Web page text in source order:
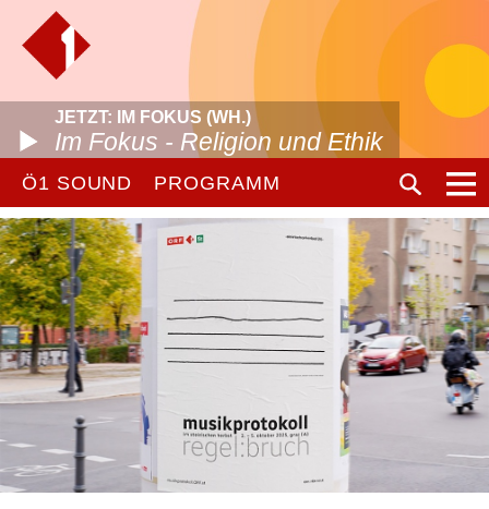
JETZT: IM FOKUS (WH.)
Im Fokus - Religion und Ethik
Ö1 SOUND PROGRAMM